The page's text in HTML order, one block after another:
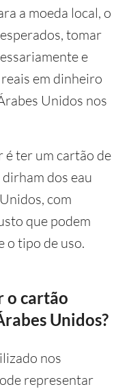
a moeda local, o
tomar
e
em dinheiro
Unidos nos
é ter um cartão de
dos eau
com
que podem
o tipo de uso.
o cartão
Unidos?
nos
representar